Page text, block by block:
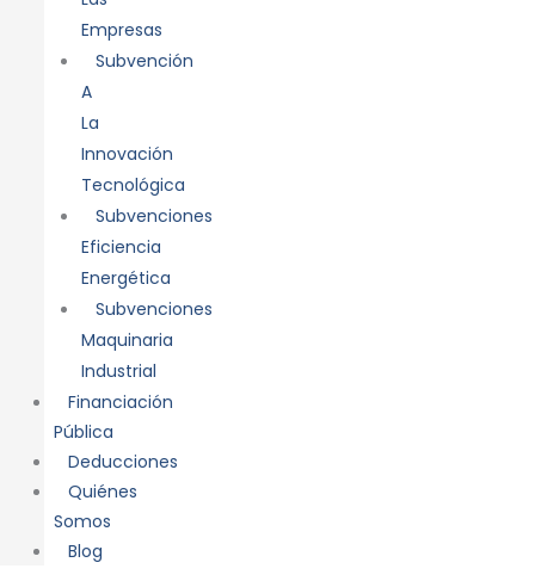
Empresas
Subvención
A
La
Innovación
Tecnológica
Subvenciones
Eficiencia
Energética
Subvenciones
Maquinaria
Industrial
Financiación
Pública
Deducciones
Quiénes
Somos
Blog